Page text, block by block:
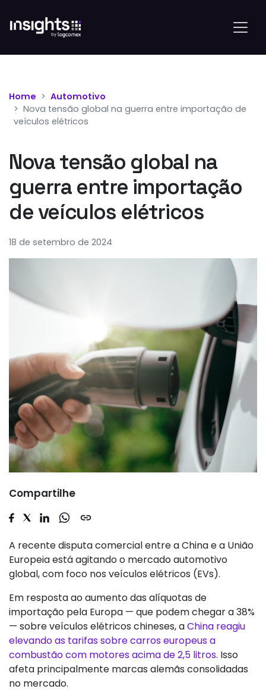
Home
Automotivo
Nova tensão global na guerra entre importação de
veículos elétricos
Nova tensão global na
guerra entre importação
de veículos elétricos
18 de setembro de 2024
Compartilhe
A recente disputa comercial entre a China e a União
Europeia está agitando o mercado automotivo
global, com foco nos veículos elétricos (EVs).
Em resposta ao aumento das alíquotas de
importação pela Europa — que podem chegar a 38%
— sobre veículos elétricos chineses, aChina reagiu
elevando as tarifas sobre carros europeus a
combustão com motores acima de 2,5 litros. Isso
afeta principalmente marcas alemãs consolidadas
no mercado.